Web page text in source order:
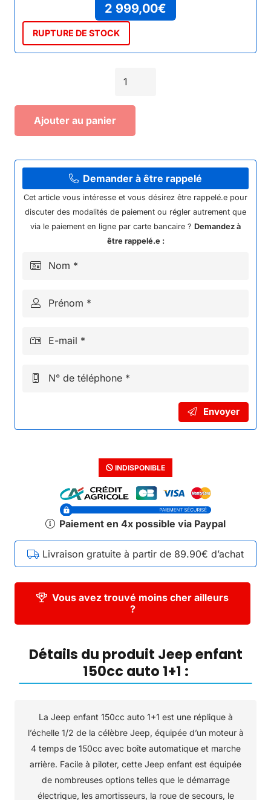
2 999,00€
RUPTURE DE STOCK
Jeep
enfant
150cc
1+1
Ajouter au panier
Demander à être rappelé
Cet article vous intéresse et vous désirez être rappelé.e pour
discuter des modalités de paiement ou régler autrement que
via le paiement en ligne par carte bancaire ? Demandez à
être rappelé.e :
Nom *
Prénom *
E-mail *
N° de téléphone *
Envoyer
INDISPONIBLE
Paiement en 4x possible via Paypal
Livraison gratuite à partir de 89.90€ d’achat
Vous avez trouvé moins cher ailleurs
?
Détails du produit Jeep enfant
150cc auto 1+1 :
La Jeep enfant 150cc auto 1+1 est une réplique à
l’échelle 1/2 de la célèbre Jeep, équipée d’un moteur à
4 temps de 150cc avec boîte automatique et marche
arrière. Facile à piloter, cette Jeep enfant est équipée
de nombreuses options telles que le démarrage
électrique, les amortisseurs, la roue de secours, le